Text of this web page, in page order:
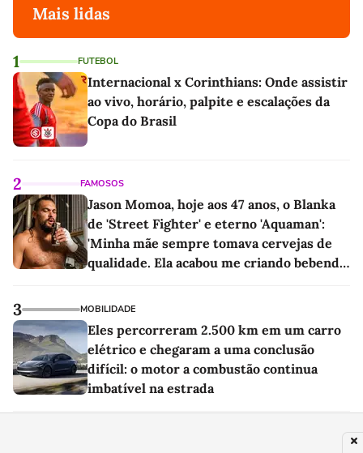
Mais lidas
1 FUTEBOL
Internacional x Corinthians: Onde assistir
ao vivo, horário, palpite e escalações da
Copa do Brasil
2 FAMOSOS
Jason Momoa, hoje aos 47 anos, o Blanka
de 'Street Fighter' e eterno 'Aquaman':
'Minha mãe sempre tomava cervejas de
qualidade. Ela acabou me criando bebendo
3 MOBILIDADE
Eles percorreram 2.500 km em um carro
elétrico e chegaram a uma conclusão
difícil: o motor a combustão continua
imbatível na estrada